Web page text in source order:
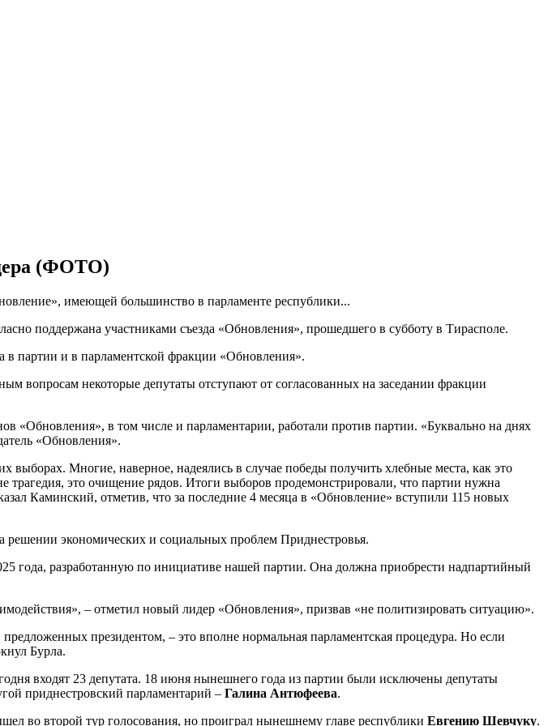
(ФОТО)
имеющей большинство в парламенте республики...
поддержана участниками съезда «Обновления», прошедшего в субботу в Тирасполе.
в партии и в парламентской фракции «Обновления».
вопросам некоторые депутаты отступают от согласованных на заседании фракции
«Обновления», в том числе и парламентарии, работали против партии. «Буквально на днях
«Обновления».
Многие, наверное, надеялись в случае победы получить хлебные места, как это
это очищение рядов. Итоги выборов продемонстрировали, что партии нужна
Каминский, отметив, что за последние 4 месяца в «Обновление» вступили 115 новых
экономических и социальных проблем Приднестровья.
года, разработанную по инициативе нашей партии. Она должна приобрести надпартийный
– отметил новый лидер «Обновления», призвав «не политизировать ситуацию».
президентом, – это вполне нормальная парламентская процедура. Но если
Бурла.
входят 23 депутата. 18 июня нынешнего года из партии были исключены депутаты
приднестровский парламентарий – Галина Антюфеева.
во второй тур голосования, но проиграл нынешнему главе республики Евгению Шевчуку.